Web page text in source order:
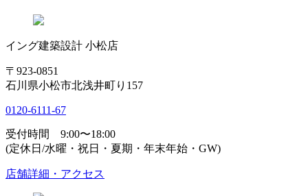
イング建築設計 小松店
〒923-0851
石川県小松市北浅井町り157
0120-6111-67
受付時間 9:00〜18:00
(定休日/水曜・祝日・夏期・年末年始・GW)
店舗詳細・アクセス